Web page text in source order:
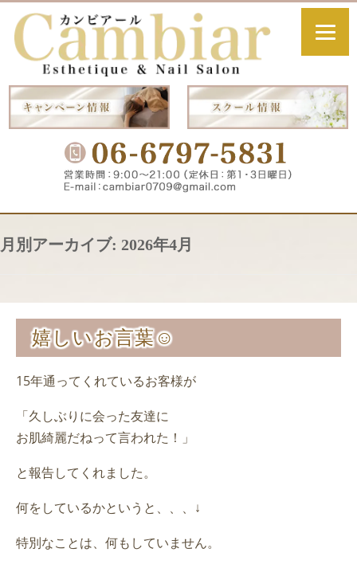
月別アーカイブ: 2026年4月
嬉しいお言葉☺️
15年通ってくれているお客様が
「久しぶりに会った友達に
お肌綺麗だねって言われた！」
と報告してくれました。
何をしているかというと、、、↓
特別なことは、何もしていません。